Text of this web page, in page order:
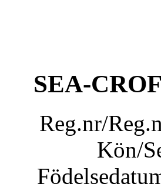
SEA-
Reg.nr/
Kön/